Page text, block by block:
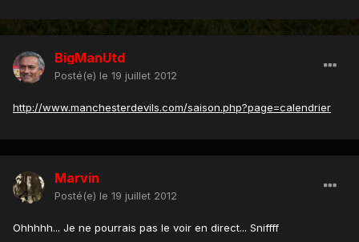
BigManUtd
Posté(e) le 19 juillet 2012
http://www.manchesterdevils.com/saison.php?page=calendrier
Marvin
Posté(e) le 19 juillet 2012
Ohhhhh... Je ne pourrais pas le voir en direct... Sniffff